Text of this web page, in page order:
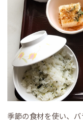
季節の食材を使い、